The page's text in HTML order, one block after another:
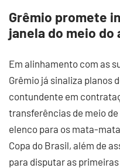
Grêmio promete
janela do meio do
Em alinhamento com as
Grêmio já sinaliza planos
contundente em
transferências de meio
elenco para os mata-
Copa do Brasil, além de
para disputar as